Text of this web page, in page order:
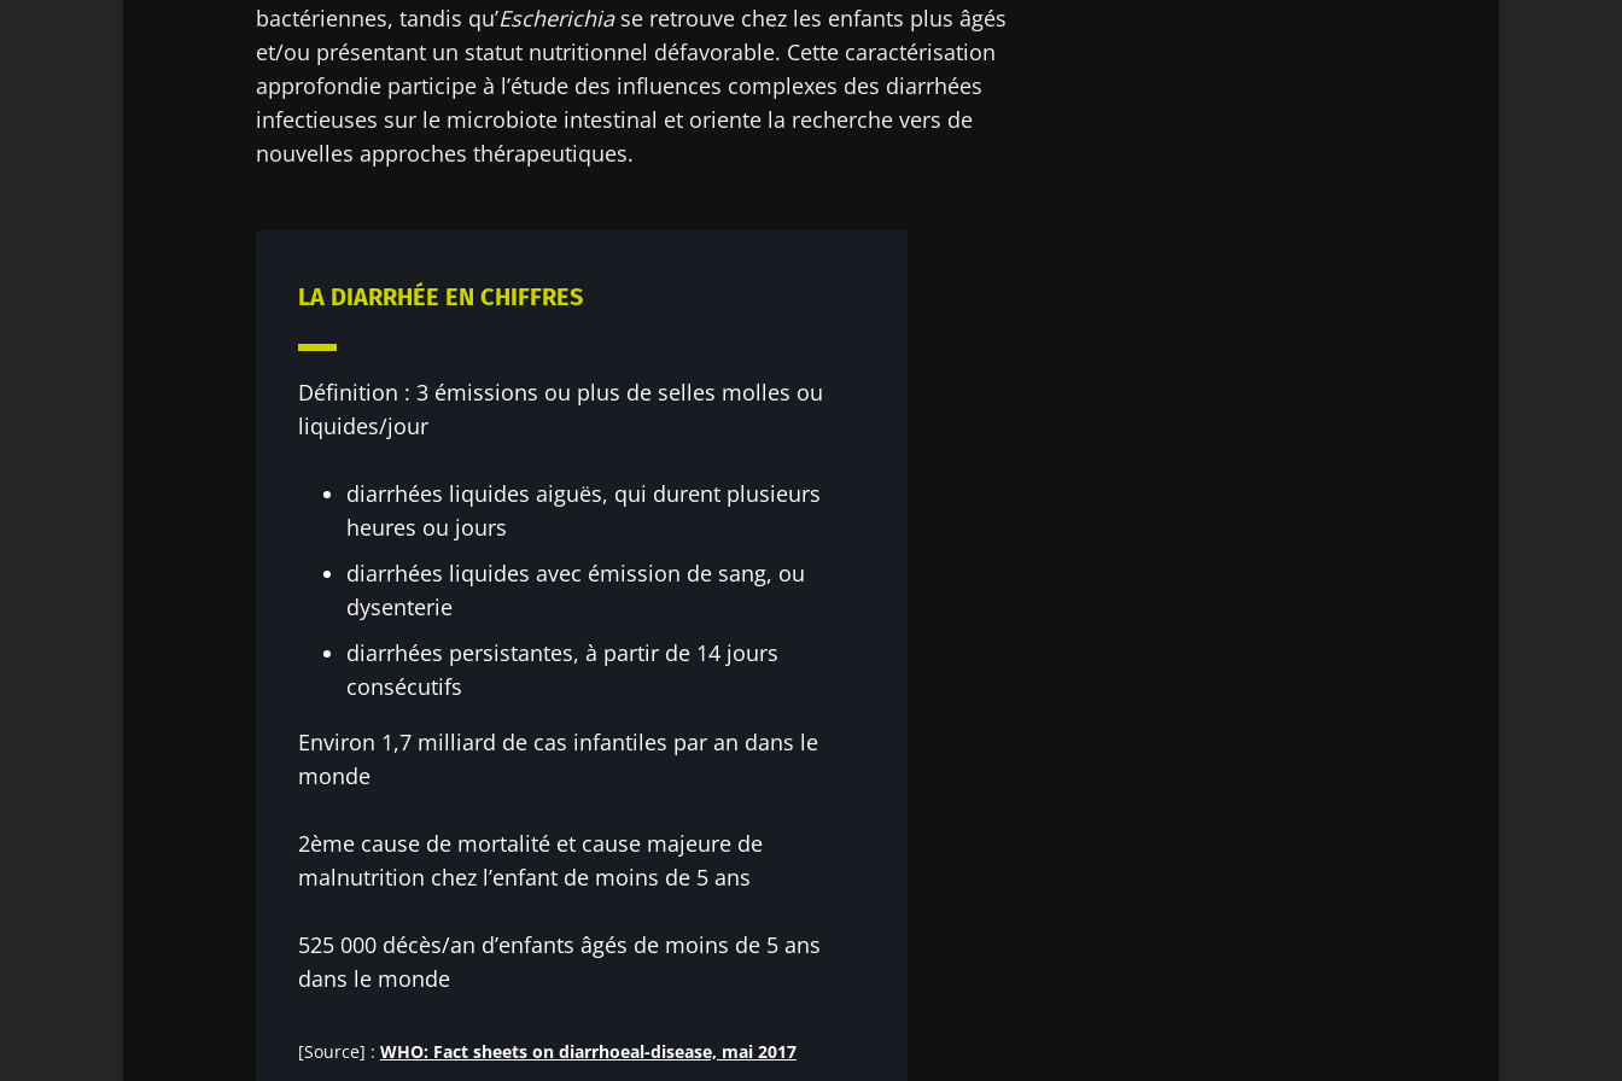
bactériennes, tandis qu’Escherichiase retrouve chez les enfants plus âgés
et/ou présentant un statut nutritionnel défavorable. Cette caractérisation
approfondie participe à l’étude des influences complexes des diarrhées
infectieuses sur le microbiote intestinal et oriente la recherche vers de
nouvelles approches thérapeutiques.
LA DIARRHÉE EN CHIFFRES
Définition : 3 émissions ou plus de selles molles ou
liquides/jour
diarrhées liquides aiguës, qui durent plusieurs
heures ou jours
diarrhées liquides avec émission de sang, ou
dysenterie
diarrhées persistantes, à partir de 14 jours
consécutifs
Environ 1,7 milliard de cas infantiles par an dans le
monde
2ème cause de mortalité et cause majeure de
malnutrition chez l’enfant de moins de 5 ans
525 000 décès/an d’enfants âgés de moins de 5 ans
dans le monde
[Source] : WHO: Fact sheets on diarrhoeal-disease, mai 2017